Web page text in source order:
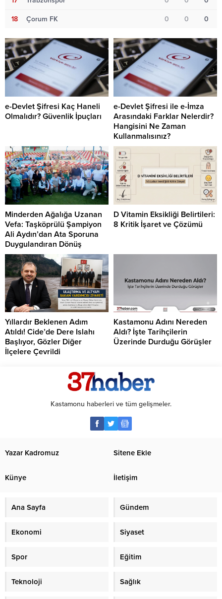
18 Çorum FK 0 0 0
e-Devlet Şifresi Kaç Haneli
Olmalıdır? Güvenlik İpuçları
e-Devlet Şifresi ile e-İmza
Arasındaki Farklar Nelerdir?
Hangisini Ne Zaman
Kullanmalısınız?
Minderden Ağalığa Uzanan
Vefa: Taşköprülü Şampiyon
Ali Aydın’dan Ata Sporuna
Duygulandıran Dönüş
D Vitamin Eksikliği Belirtileri:
8 Kritik İşaret ve Çözümü
Yıllardır Beklenen Adım
Atıldı! Cide’de Dere Islahı
Başlıyor, Gözler Diğer
İlçelere Çevrildi
Kastamonu Adını Nereden
Aldı? İşte Tarihçilerin
Üzerinde Durduğu Görüşler
Kastamonu haberleri ve tüm gelişmeler.
Yazar Kadromuz Sitene Ekle
Künye İletişim
Ana Sayfa Gündem
Ekonomi Siyaset
Spor Eğitim
Teknoloji Sağlık